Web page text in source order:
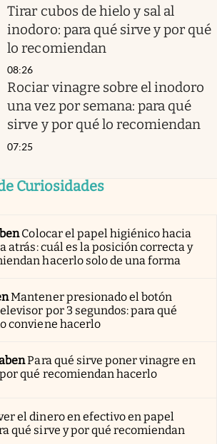
Tirar cubos de hielo y sal al
inodoro: para qué sirve y por qué
lo recomiendan
08:26
Rociar vinagre sobre el inodoro
una vez por semana: para qué
sirve y por qué lo recomiendan
07:25
Curiosidades
Colocar el papel higiénico hacia
atrás: cuál es la posición correcta y
hacerlo solo de una forma
Mantener presionado el botón
por 3 segundos: para qué
conviene hacerlo
Para qué sirve poner vinagre en
qué recomiendan hacerlo
el dinero en efectivo en papel
qué sirve y por qué recomiendan